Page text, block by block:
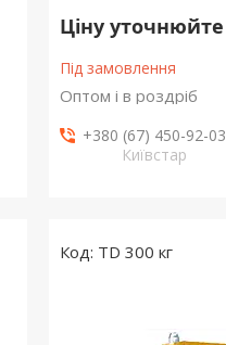
Ціну уточнюйте
Під замовлення
Оптом і в роздріб
+380 (67) 450-92-03
Київстар
TD 300 кг